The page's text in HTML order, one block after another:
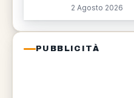
2 Agosto 2026
PUBBLICITÀ